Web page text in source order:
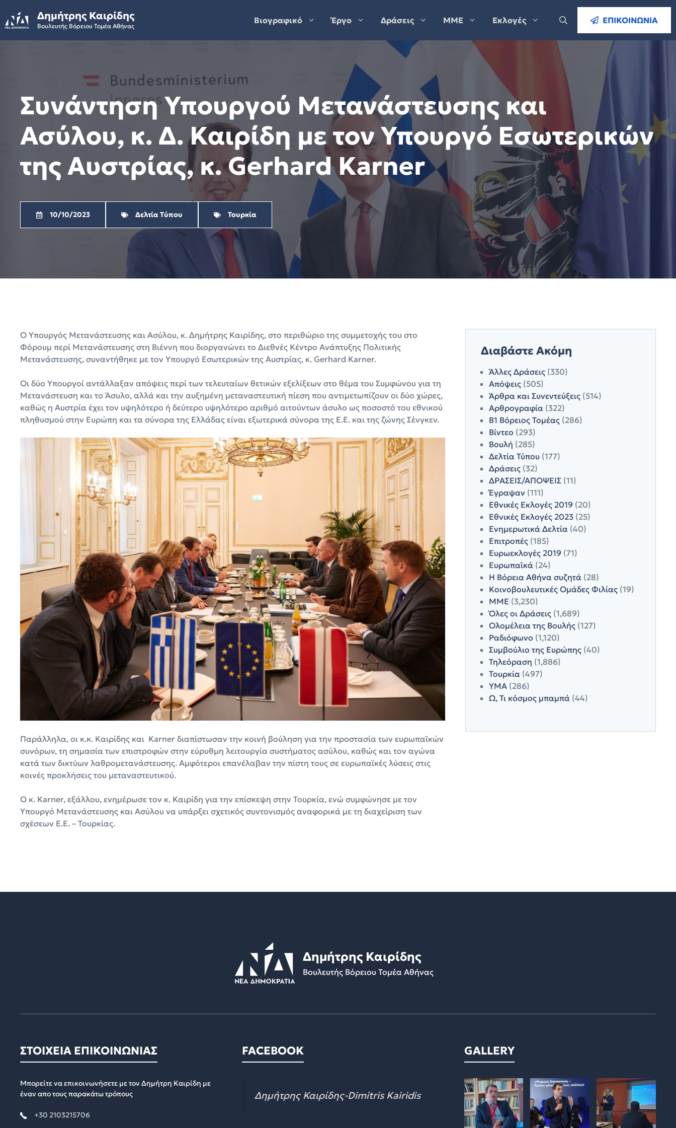
to
content
Δημήτρης Καιρίδης
Βουλευτής Βόρειου Τομέα Αθήνας
Βιογραφικό Έργο Δράσεις ΜΜΕ Εκλογές ΕΠΙΚΟΙΝΩΝΙΑ
Συνάντηση Υπουργού Μετανάστευσης και
Ασύλου, κ. Δ. Καιρίδη με τον Υπουργό Εσωτερικών
της Αυστρίας, κ. Gerhard Karner
10/10/2023 Δελτία Τύπου Τουρκία
Ο Υπουργός Μετανάστευσης και Ασύλου, κ. Δημήτρης Καιρίδης, στο περιθώριο της συμμετοχής του στο
Φόρουμ περί Μετανάστευσης στη Βιέννη που διοργανώνει το Διεθνές Κέντρο Ανάπτυξης Πολιτικής
Μετανάστευσης, συναντήθηκε με τον Υπουργό Εσωτερικών της Αυστρίας, κ. Gerhard Karner.
Οι δύο Υπουργοί αντάλλαξαν απόψεις περί των τελευταίων θετικών εξελίξεων στο θέμα του Συμφώνου για τη
Μετανάστευση και το Άσυλο, αλλά και την αυξημένη μεταναστευτική πίεση που αντιμετωπίζουν οι δύο χώρες,
καθώς η Αυστρία έχει τον υψηλότερο ή δεύτερο υψηλότερο αριθμό αιτούντων άσυλο ως ποσοστό του εθνικού
πληθυσμού στην Ευρώπη και τα σύνορα της Ελλάδας είναι εξωτερικά σύνορα της Ε.Ε. και της ζώνης Σένγκεν.
Παράλληλα, οι κ.κ. Καιρίδης και Karner διαπίστωσαν την κοινή βούληση για την προστασία των ευρωπαϊκών
συνόρων, τη σημασία των επιστροφών στην εύρυθμη λειτουργία συστήματος ασύλου, καθώς και τον αγώνα
κατά των δικτύων λαθρομετανάστευσης. Αμφότεροι επανέλαβαν την πίστη τους σε ευρωπαϊκές λύσεις στις
κοινές προκλήσεις του μεταναστευτικού.
Ο κ. Karner, εξάλλου, ενημέρωσε τον κ. Καιρίδη για την επίσκεψη στην Τουρκία, ενώ συμφώνησε με τον
Υπουργό Μετανάστευσης και Ασύλου να υπάρξει σχετικός συντονισμός αναφορικά με τη διαχείριση των
σχέσεων Ε.Ε. – Τουρκίας.
Διαβάστε Ακόμη
Άλλες Δράσεις(330)
Απόψεις(505)
Άρθρα και Συνεντεύξεις(514)
Αρθρογραφία(322)
Β1 Βόρειος Τομέας(286)
Βίντεο (293)
Βουλή (285)
Δελτία Τύπου(177)
Δράσεις(32)
ΔΡΑΣΕΙΣ/ΑΠΟΨΕΙΣ(11)
Έγραψαν (111)
Εθνικές Εκλογές 2019 (20)
Εθνικές Εκλογές 2023(25)
Ενημερωτικά Δελτία(40)
Επιτροπές(185)
Ευρωεκλογές 2019 (71)
Ευρωπαϊκά(24)
Η Βόρεια Αθήνα συζητά(28)
Κοινοβουλευτικές Ομάδες Φιλίας(19)
ΜΜΕ (3,230)
Όλες οι Δράσεις(1,689)
Ολομέλεια της Βουλής(127)
Ραδιόφωνο (1,120)
Συμβούλιο της Ευρώπης(40)
Τηλεόραση (1,886)
Τουρκία(497)
ΥΜΑ(286)
Ω, Τι κόσμος μπαμπά(44)
Δημήτρης Καιρίδης
Βουλευτής Βόρειου Τομέα Αθήνας
ΣΤΟΙΧΕΙΑ ΕΠΙΚΟΙΝΩΝΙΑΣ
Μπορείτε να επικοινωνήσετε με τον Δημήτρη Καιρίδη με
έναν απο τους παρακάτω τρόπους
+30 2103215706
FACEBOOK
Δημήτρης Καιρίδης-Dimitris Kairidis
GALLERY